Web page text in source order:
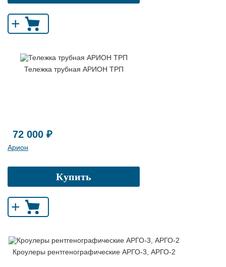
+
Тележка трубная АРИОН ТРП
72 000 ₽
Арион
Купить
+
Кроулеры рентгенографические АРГО-3, АРГО-2